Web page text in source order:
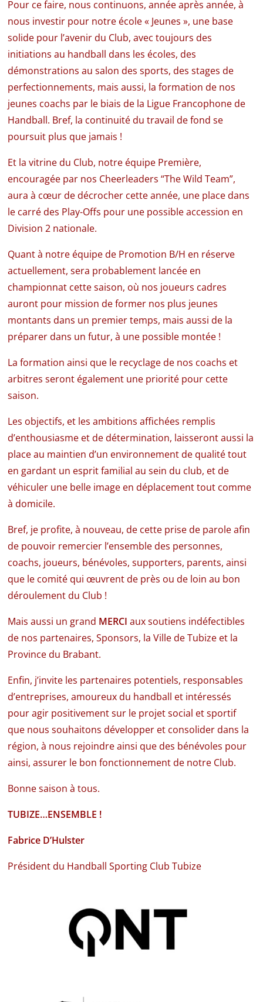
Pour ce faire, nous continuons, année après année, à
nous investir pour notre école « Jeunes », une base
solide pour l’avenir du Club, avec toujours des
initiations au handball dans les écoles, des
démonstrations au salon des sports, des stages de
perfectionnements, mais aussi, la formation de nos
jeunes coachs par le biais de la Ligue Francophone de
Handball. Bref, la continuité du travail de fond se
poursuit plus que jamais !
Et la vitrine du Club, notre équipe Première,
encouragée par nos Cheerleaders “The Wild Team”,
aura à cœur de décrocher cette année, une place dans
le carré des Play-Offs pour une possible accession en
Division 2 nationale.
Quant à notre équipe de Promotion B/H en réserve
actuellement, sera probablement lancée en
championnat cette saison, où nos joueurs cadres
auront pour mission de former nos plus jeunes
montants dans un premier temps, mais aussi de la
préparer dans un futur, à une possible montée !
La formation ainsi que le recyclage de nos coachs et
arbitres seront également une priorité pour cette
saison.
Les objectifs, et les ambitions affichées remplis
d’enthousiasme et de détermination, laisseront aussi la
place au maintien d’un environnement de qualité tout
en gardant un esprit familial au sein du club, et de
véhiculer une belle image en déplacement tout comme
à domicile.
Bref, je profite, à nouveau, de cette prise de parole afin
de pouvoir remercier l’ensemble des personnes,
coachs, joueurs, bénévoles, supporters, parents, ainsi
que le comité qui œuvrent de près ou de loin au bon
déroulement du Club !
Mais aussi un grand MERCI aux soutiens indéfectibles
de nos partenaires, Sponsors, la Ville de Tubize et la
Province du Brabant.
Enfin, j’invite les partenaires potentiels, responsables
d’entreprises, amoureux du handball et intéressés
pour agir positivement sur le projet social et sportif
que nous souhaitons développer et consolider dans la
région, à nous rejoindre ainsi que des bénévoles pour
ainsi, assurer le bon fonctionnement de notre Club.
Bonne saison à tous.
TUBIZE…ENSEMBLE !
Fabrice D’Hulster
Président du Handball Sporting Club Tubize